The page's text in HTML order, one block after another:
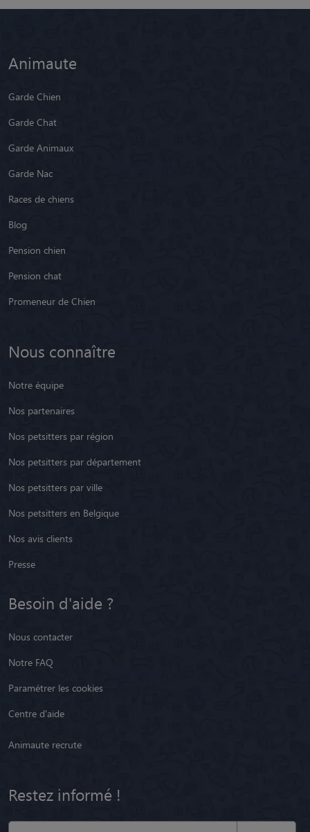
Animaute
Garde Chien
Garde Chat
Garde Animaux
Garde Nac
Races de chiens
Blog
Pension chien
Pension chat
Promeneur de Chien
Nous connaître
Notre équipe
Nos partenaires
Nos petsitters par région
Nos petsitters par département
Nos petsitters par ville
Nos petsitters en Belgique
Nos avis clients
Presse
Besoin d'aide ?
Nous contacter
Notre FAQ
Paramétrer les cookies
Centre d'aide
Animaute recrute
Restez informé !